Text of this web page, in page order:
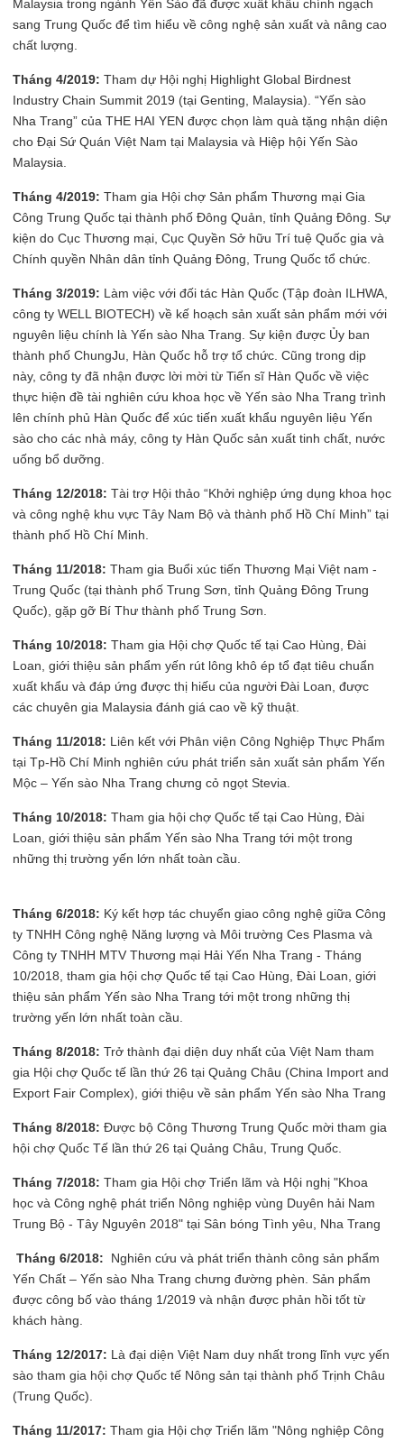
Malaysia trong ngành Yến Sào đã được xuất khẩu chính ngạch
sang Trung Quốc để tìm hiểu về công nghệ sản xuất và nâng cao
chất lượng.
Tháng 4/2019: Tham dự Hội nghị Highlight Global Birdnest
Industry Chain Summit 2019 (tại Genting, Malaysia). “Yến sào
Nha Trang” của THE HAI YEN được chọn làm quà tặng nhận diện
cho Đại Sứ Quán Việt Nam tại Malaysia và Hiệp hội Yến Sào
Malaysia.
Tháng 4/2019: Tham gia Hội chợ Sản phẩm Thương mại Gia
Công Trung Quốc tại thành phố Đông Quản, tỉnh Quảng Đông. Sự
kiện do Cục Thương mại, Cục Quyền Sở hữu Trí tuệ Quốc gia và
Chính quyền Nhân dân tỉnh Quảng Đông, Trung Quốc tổ chức.
Tháng 3/2019: Làm việc với đối tác Hàn Quốc (Tập đoàn ILHWA,
công ty WELL BIOTECH) về kế hoạch sản xuất sản phẩm mới với
nguyên liệu chính là Yến sào Nha Trang. Sự kiện được Ủy ban
thành phố ChungJu, Hàn Quốc hỗ trợ tổ chức. Cũng trong dịp
này, công ty đã nhận được lời mời từ Tiến sĩ Hàn Quốc về việc
thực hiện đề tài nghiên cứu khoa học về Yến sào Nha Trang trình
lên chính phủ Hàn Quốc để xúc tiến xuất khẩu nguyên liệu Yến
sào cho các nhà máy, công ty Hàn Quốc sản xuất tinh chất, nước
uống bổ dưỡng.
Tháng 12/2018: Tài trợ Hội thảo “Khởi nghiệp ứng dụng khoa học
và công nghệ khu vực Tây Nam Bộ và thành phố Hồ Chí Minh” tại
thành phố Hồ Chí Minh.
Tháng 11/2018: Tham gia Buổi xúc tiến Thương Mại Việt nam -
Trung Quốc (tại thành phố Trung Sơn, tỉnh Quảng Đông Trung
Quốc), gặp gỡ Bí Thư thành phố Trung Sơn.
Tháng 10/2018: Tham gia Hội chợ Quốc tế tại Cao Hùng, Đài
Loan, giới thiệu sản phẩm yến rút lông khô ép tổ đạt tiêu chuẩn
xuất khẩu và đáp ứng được thị hiếu của người Đài Loan, được
các chuyên gia Malaysia đánh giá cao về kỹ thuật.
Tháng 11/2018: Liên kết với Phân viện Công Nghiệp Thực Phẩm
tại Tp-Hồ Chí Minh nghiên cứu phát triển sản xuất sản phẩm Yến
Mộc – Yến sào Nha Trang chưng cỏ ngọt Stevia.
Tháng 10/2018: Tham gia hội chợ Quốc tế tại Cao Hùng, Đài
Loan, giới thiệu sản phẩm Yến sào Nha Trang tới một trong
những thị trường yến lớn nhất toàn cầu.
Tháng 6/2018: Ký kết hợp tác chuyển giao công nghệ giữa Công
ty TNHH Công nghệ Năng lượng và Môi trường Ces Plasma và
Công ty TNHH MTV Thương mại Hải Yến Nha Trang - Tháng
10/2018, tham gia hội chợ Quốc tế tại Cao Hùng, Đài Loan, giới
thiệu sản phẩm Yến sào Nha Trang tới một trong những thị
trường yến lớn nhất toàn cầu.
Tháng 8/2018: Trở thành đại diện duy nhất của Việt Nam tham
gia Hội chợ Quốc tế lần thứ 26 tại Quảng Châu (China Import and
Export Fair Complex), giới thiệu về sản phẩm Yến sào Nha Trang
Tháng 8/2018: Được bộ Công Thương Trung Quốc mời tham gia
hội chợ Quốc Tế lần thứ 26 tại Quảng Châu, Trung Quốc.
Tháng 7/2018: Tham gia Hội chợ Triển lãm và Hội nghị "Khoa
học và Công nghệ phát triển Nông nghiệp vùng Duyên hải Nam
Trung Bộ - Tây Nguyên 2018" tại Sân bóng Tình yêu, Nha Trang
Tháng 6/2018: Nghiên cứu và phát triển thành công sản phẩm
Yến Chất – Yến sào Nha Trang chưng đường phèn. Sản phẩm
được công bố vào tháng 1/2019 và nhận được phản hồi tốt từ
khách hàng.
Tháng 12/2017: Là đại diện Việt Nam duy nhất trong lĩnh vực yến
sào tham gia hội chợ Quốc tế Nông sản tại thành phố Trịnh Châu
(Trung Quốc).
Tháng 11/2017: Tham gia Hội chợ Triển lãm "Nông nghiệp Công